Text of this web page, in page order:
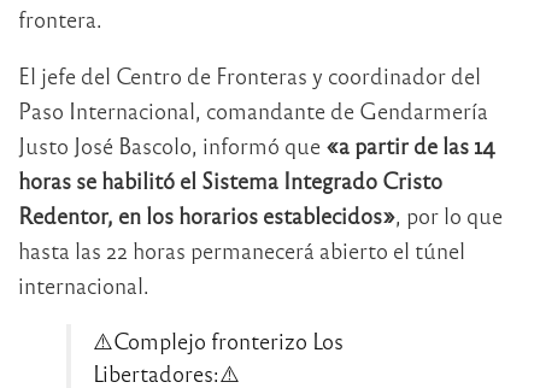
frontera.
El jefe del Centro de Fronteras y coordinador del
Paso Internacional, comandante de Gendarmería
Justo José Bascolo, informó que «a partir de las 14
horas se habilitó el Sistema Integrado Cristo
Redentor, en los horarios establecidos», por lo que
hasta las 22 horas permanecerá abierto el túnel
internacional.
⚠️Complejo fronterizo Los
Libertadores:⚠️